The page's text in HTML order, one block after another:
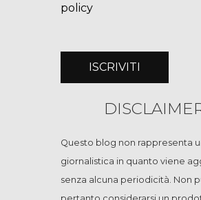
policy
Questo blog non rappresenta
giornalistica in quanto viene
senza alcuna periodicità. Non